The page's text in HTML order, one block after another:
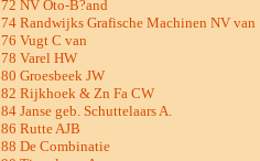
72 NV Oto-B?and
74 Randwijks Grafische Machinen NV van
76 Vugt C van
78 Varel HW
80 Groesbeek JW
82 Rijkhoek & Zn Fa CW
84 Janse geb. Schuttelaars A.
86 Rutte AJB
88 De Combinatie